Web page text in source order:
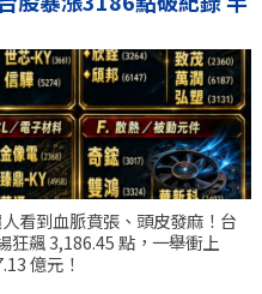
看到血脈賁張、頭皮發麻！台
狂飆 3,186.45 點，一舉衝上
億元！